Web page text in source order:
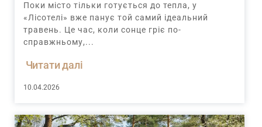
Поки місто тільки готується до тепла, у
«Лісотелі» вже панує той самий ідеальний
травень. Це час, коли сонце гріє по-
справжньому,...
Читати далі
10.04.2026